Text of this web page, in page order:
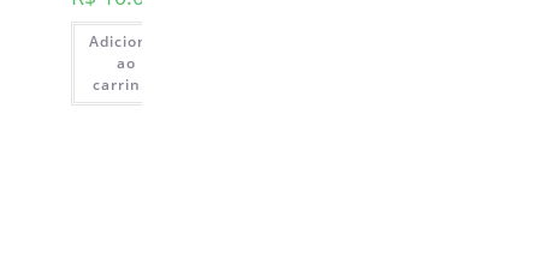
Adicionar
ao
carrinho